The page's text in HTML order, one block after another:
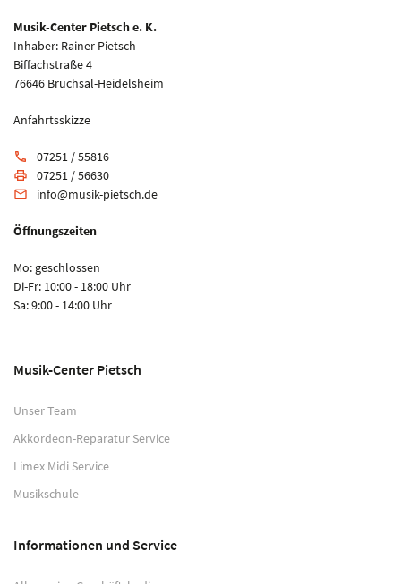
Musik-Center Pietsch e. K.
Inhaber: Rainer Pietsch
Biffachstraße 4
76646 Bruchsal-Heidelsheim
Anfahrtsskizze
phone 07251 / 55816
print 07251 / 56630
email info@musik-pietsch.de
Öffnungszeiten
Mo: geschlossen
Di-Fr: 10:00 - 18:00 Uhr
Sa: 9:00 - 14:00 Uhr
Musik-Center Pietsch
Unser Team
Akkordeon-Reparatur Service
Limex Midi Service
Musikschule
Informationen und Service